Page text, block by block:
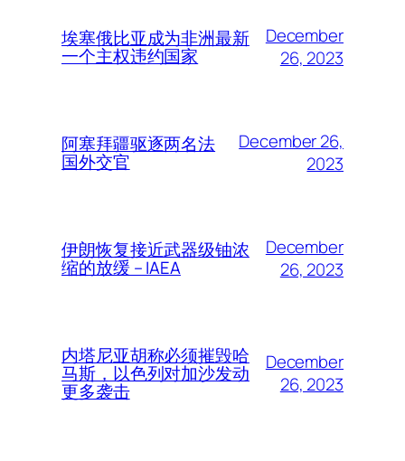
埃塞俄比亚成为非洲最新
一个主权违约国家
December
26, 2023
阿塞拜疆驱逐两名法
国外交官
December 26,
2023
伊朗恢复接近武器级铀浓
缩的放缓 – IAEA
December
26, 2023
内塔尼亚胡称必须摧毁哈
马斯，以色列对加沙发动
更多袭击
December
26, 2023